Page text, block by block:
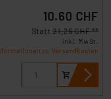
10.60 CHF
Statt21.25 CHF **
inkl. MwSt.
zu Versandkosten